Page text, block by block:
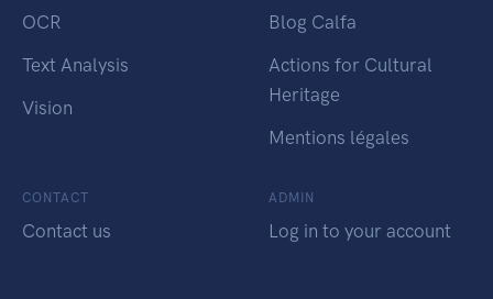
OCR
Text Analysis
Vision
Blog Calfa
Actions for Cultural
Heritage
Mentions légales
CONTACT
Contact us
ADMIN
Log in to your account